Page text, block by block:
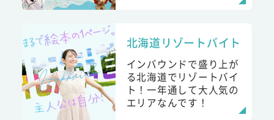
北海道リゾートバイト
インバウンドで盛り上が
る北海道でリゾートバイ
ト！一年通して大人気の
エリアなんです！